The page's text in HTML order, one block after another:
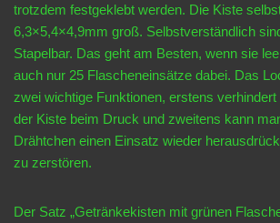
trotzdem festgeklebt werden. Die Kiste
6,3×5,4×4,9mm groß. Selbstverständlich
Stapelbar. Das geht am Besten, wenn sie
auch nur 25 Flascheneinsätze dabei. Das
zwei wichtige Funktionen, erstens
der Kiste beim Druck und zweitens kann
Drähtchen einen Einsatz wieder
zu zerstören.
Der Satz „Getränkekisten mit grünen